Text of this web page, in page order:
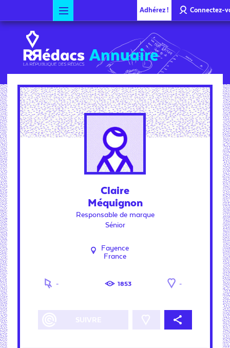
Connectez-
Adhérez !
Annuaire
Claire
Méquignon
Responsable de marque
Sénior
Fayence
France
- 1853 -